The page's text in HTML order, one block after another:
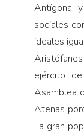
Antígona
sociales
ideales
ejército
Asamblea
Atenas
La gran